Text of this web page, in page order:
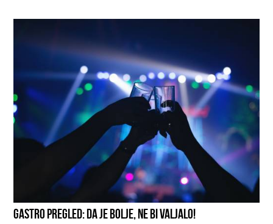
GASTRO PREGLED: DA JE BOLJE, NE BI VALJALO!